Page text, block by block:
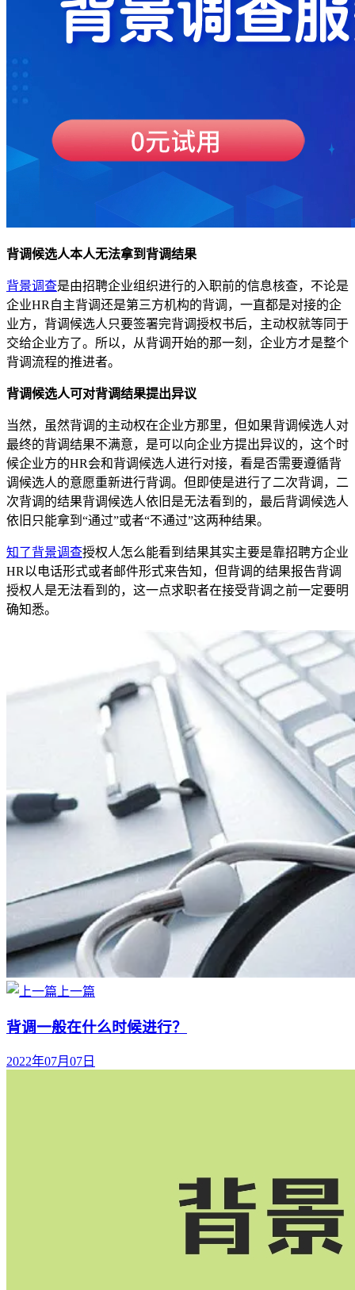
背调候选人本人无法拿到背调结果
背景调查是由招聘企业组织进行的入职前的信息核查，不论是
企业HR自主背调还是第三方机构的背调，一直都是对接的企
业方，背调候选人只要签署完背调授权书后，主动权就等同于
交给企业方了。所以，从背调开始的那一刻，企业方才是整个
背调流程的推进者。
背调候选人可对背调结果提出异议
当然，虽然背调的主动权在企业方那里，但如果背调候选人对
最终的背调结果不满意，是可以向企业方提出异议的，这个时
候企业方的HR会和背调候选人进行对接，看是否需要遵循背
调候选人的意愿重新进行背调。但即使是进行了二次背调，二
次背调的结果背调候选人依旧是无法看到的，最后背调候选人
依旧只能拿到“通过”或者“不通过”这两种结果。
知了背景调查授权人怎么能看到结果其实主要是靠招聘方企业
HR以电话形式或者邮件形式来告知，但背调的结果报告背调
授权人是无法看到的，这一点求职者在接受背调之前一定要明
确知悉。
上一篇
背调一般在什么时候进行？
2022年07月07日